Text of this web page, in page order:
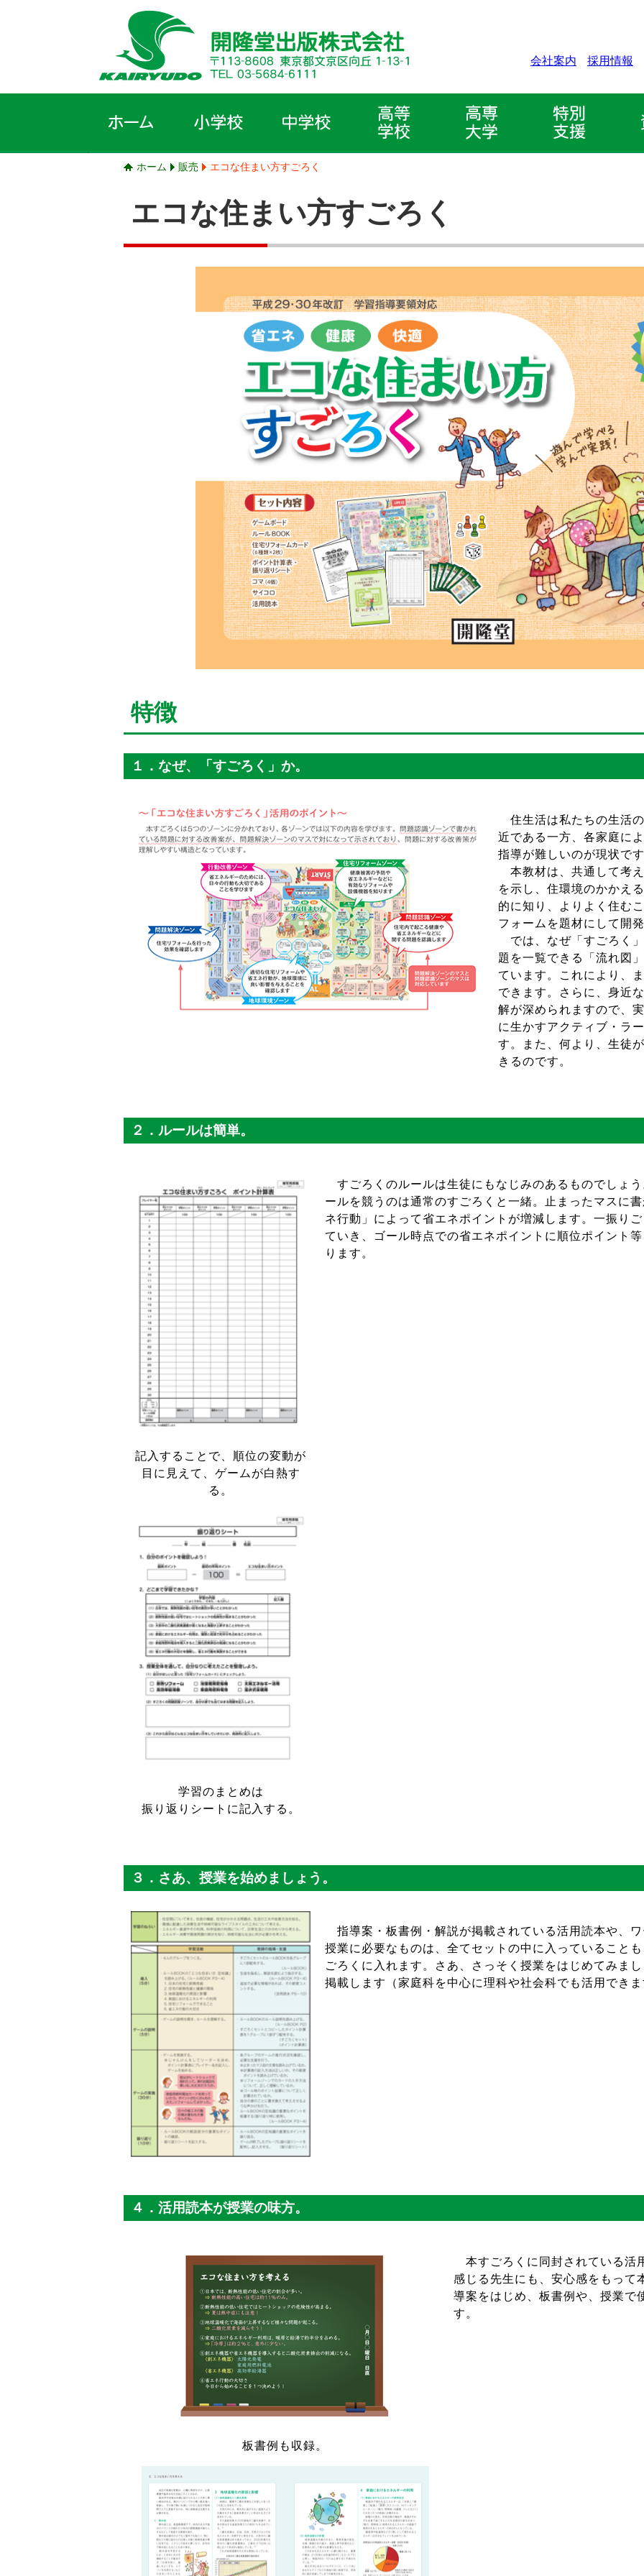
会社案内 採用情報
ホーム 販売 エコな住まい方すごろく
エコな住まい方すごろく
特徴
１．なぜ、「すごろく」か。
住生活は私たちの生活
近である一方、各家庭に
指導が難しいのが現状です
本教材は、共通して考
を示し、住環境のかかえ
的に知り、よりよく住む
フォームを題材にして開
では、なぜ「すごろく
題を一覧できる「流れ図
ています。これにより、
できます。さらに、身近
解が深められますので、
に生かすアクティブ・ラ
す。また、何より、生徒
きるのです。
２．ルールは簡単。
記入することで、順位の変動が
目に見えて、ゲームが白熱す
る。
学習のまとめは
振り返りシートに記入する。
すごろくのルールは生徒にもなじみのあるものでしょ
ールを競うのは通常のすごろくと一緒。止まったマスに
ネ行動」によって省エネポイントが増減します。一振り
ていき、ゴール時点での省エネポイントに順位ポイント
ります。
３．さあ、授業を始めましょう。
指導案・板書例・解説が掲載されている活用読本や、
授業に必要なものは、全てセットの中に入っていること
ごろくに入れます。さあ、さっそく授業をはじめてみま
掲載します（家庭科を中心に理科や社会科でも活用できま
４．活用読本が授業の味方。
板書例も収録。
本すごろくに同封されている活
感じる先生にも、安心感をもって
導案をはじめ、板書例や、授業で
す。